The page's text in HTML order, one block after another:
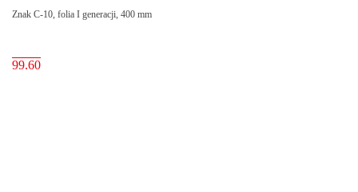
Znak C-10, folia I generacji, 400 mm
99.60